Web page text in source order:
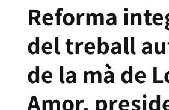
Reforma
del treball
de la mà de
Amor,